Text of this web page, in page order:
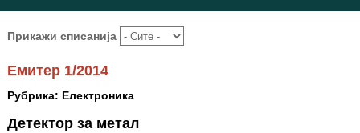
Прикажи списанија
Емитер 1/2014
Рубрика: Електроника
Детектор за метал